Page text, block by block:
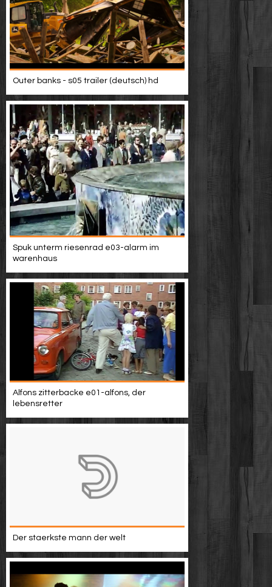
Outer banks - s05 trailer (deutsch) hd
Spuk unterm riesenrad e03-alarm im
warenhaus
Alfons zitterbacke e01-alfons, der
lebensretter
Der staerkste mann der welt